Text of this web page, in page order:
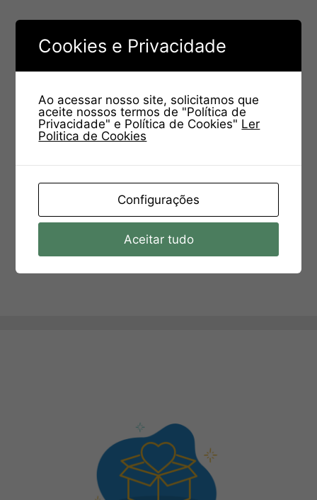
Cookies e Privacidade
Ao acessar nosso site, solicitamos que
aceite nossos termos de "Política de
Privacidade" e Política de Cookies" Ler
Politica de Cookies
Configurações
Aceitar tudo